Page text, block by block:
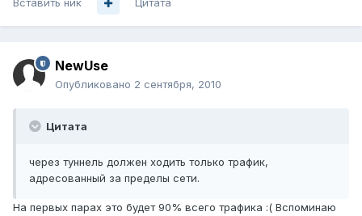
Вставить ник Цитата
NewUse
Опубликовано 2 сентября, 2010
Цитата
через туннель должен ходить только трафик,
адресованный за пределы сети.
На первых парах это будет 90% всего трафика :( Вспоминаю